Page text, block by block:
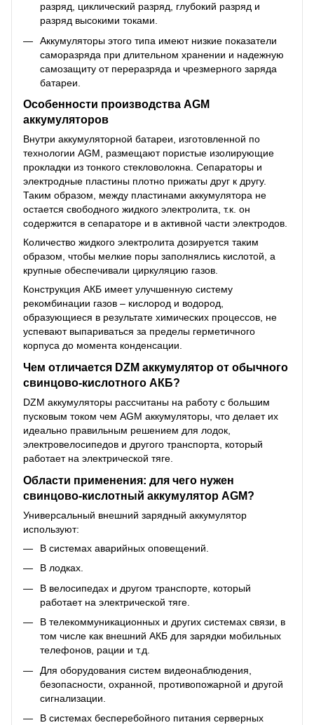
разряд, циклический разряд, глубокий разряд и
разряд высокими токами.
Аккумуляторы этого типа имеют низкие показатели
саморазряда при длительном хранении и надежную
самозащиту от переразряда и чрезмерного заряда
батареи.
Особенности производства AGM
аккумуляторов
Внутри аккумуляторной батареи, изготовленной по
технологии AGM, размещают пористые изолирующие
прокладки из тонкого стекловолокна. Сепараторы и
электродные пластины плотно прижаты друг к другу.
Таким образом, между пластинами аккумулятора не
остается свободного жидкого электролита, т.к. он
содержится в сепараторе и в активной части электродов.
Количество жидкого электролита дозируется таким
образом, чтобы мелкие поры заполнялись кислотой, а
крупные обеспечивали циркуляцию газов.
Конструкция АКБ имеет улучшенную систему
рекомбинации газов – кислород и водород,
образующиеся в результате химических процессов, не
успевают выпариваться за пределы герметичного
корпуса до момента конденсации.
Чем отличается DZM аккумулятор от обычного
свинцово-кислотного АКБ?
DZM аккумуляторы рассчитаны на работу с большим
пусковым током чем AGM аккумуляторы, что делает их
идеально правильным решением для лодок,
электровелосипедов и другого транспорта, который
работает на электрической тяге.
Области применения: для чего нужен
свинцово-кислотный аккумулятор AGM?
Универсальный внешний зарядный аккумулятор
используют:
В системах аварийных оповещений.
В лодках.
В велосипедах и другом транспорте, который
работает на электрической тяге.
В телекоммуникационных и других системах связи, в
том числе как внешний АКБ для зарядки мобильных
телефонов, рации и т.д.
Для оборудования систем видеонаблюдения,
безопасности, охранной, противопожарной и другой
сигнализации.
В системах бесперебойного питания серверных